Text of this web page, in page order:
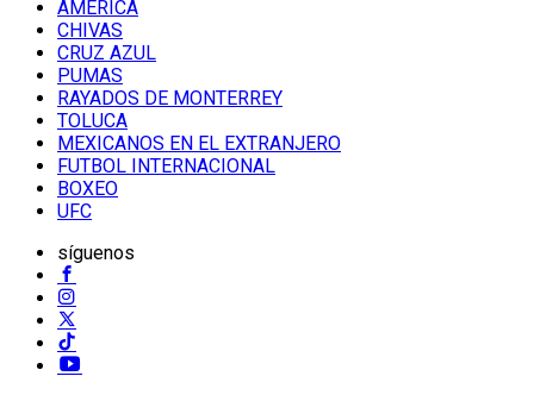
AMERICA
CHIVAS
CRUZ AZUL
PUMAS
RAYADOS DE MONTERREY
TOLUCA
MEXICANOS EN EL EXTRANJERO
FUTBOL INTERNACIONAL
BOXEO
UFC
síguenos